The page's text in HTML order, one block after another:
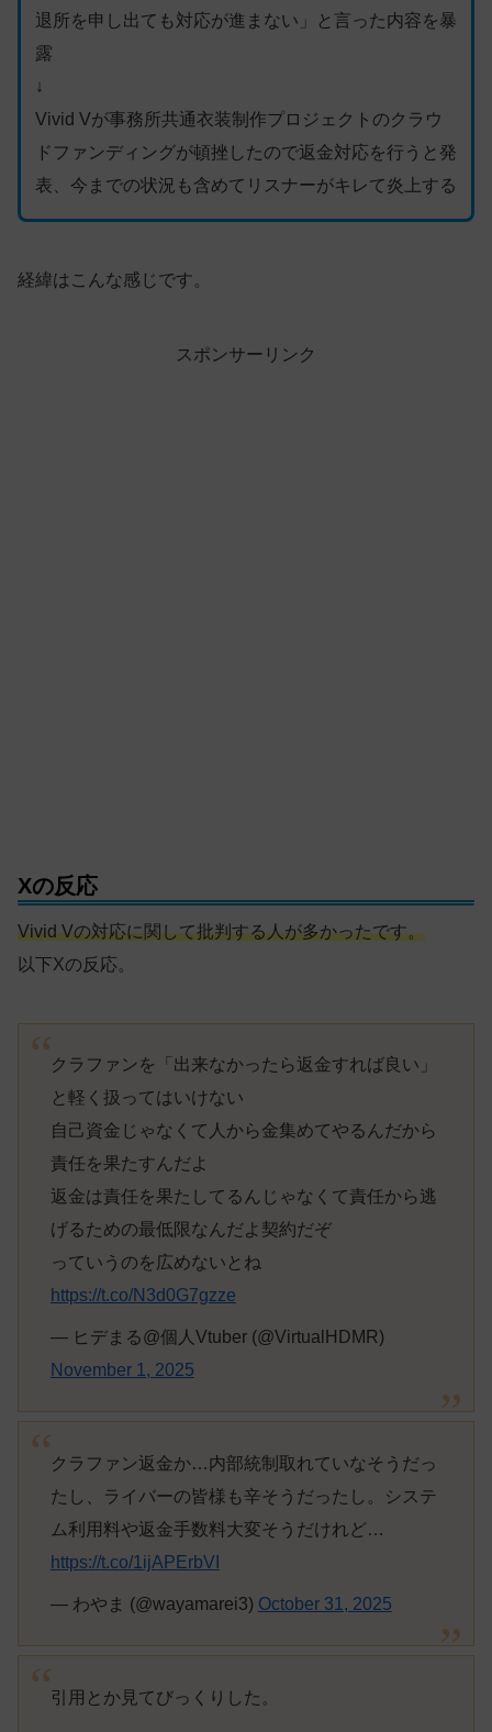
退所を申し出ても対応が進まない」と言った内容を暴
露
↓
Vivid Vが事務所共通衣装制作プロジェクトのクラウ
ドファンディングが頓挫したので返金対応を行うと発
表、今までの状況も含めてリスナーがキレて炎上する
経緯はこんな感じです。
スポンサーリンク
Xの反応
Vivid Vの対応に関して批判する人が多かったです。
以下Xの反応。
クラファンを「出来なかったら返金すれば良い」
と軽く扱ってはいけない
自己資金じゃなくて人から金集めてやるんだから
責任を果たすんだよ
返金は責任を果たしてるんじゃなくて責任から逃
げるための最低限なんだよ契約だぞ
っていうのを広めないとね
https://t.co/N3d0G7gzze
— ヒデまる@個人Vtuber (@VirtualHDMR)
November 1, 2025
クラファン返金か…内部統制取れていなそうだっ
たし、ライバーの皆様も辛そうだったし。システ
ム利用料や返金手数料大変そうだけれど…
https://t.co/1ijAPErbVI
— わやま (@wayamarei3) October 31, 2025
引用とか見てびっくりした。